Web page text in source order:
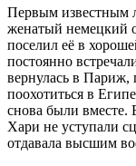
Первым известным
женатый немецкий
поселил её в
постоянно
вернулась в Париж,
поохотиться в
снова были
Хари не уступали
отдавала высшим